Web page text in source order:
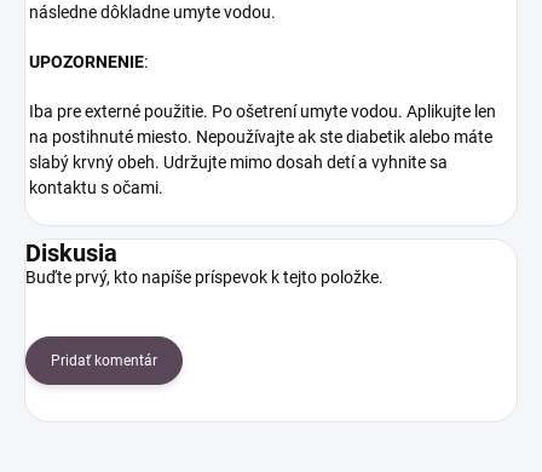
následne dôkladne umyte vodou.
UPOZORNENIE:
Iba pre externé použitie. Po ošetrení umyte vodou. Aplikujte len
na postihnuté miesto. Nepoužívajte ak ste diabetik alebo máte
slabý krvný obeh. Udržujte mimo dosah detí a vyhnite sa
kontaktu s očami.
Diskusia
Buďte prvý, kto napíše príspevok k tejto položke.
Pridať komentár